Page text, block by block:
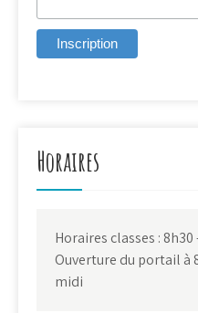
Horaires
Horaires classes : 8h30
Ouverture du portail à
midi